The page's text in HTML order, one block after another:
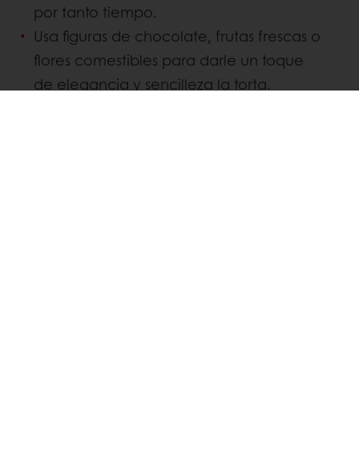
por tanto tiempo.
Usa figuras de chocolate, frutas frescas o
flores comestibles para darle un toque
de elegancia y sencilleza la torta.